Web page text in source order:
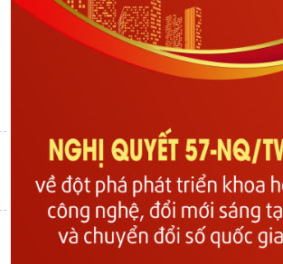
Nghị quyết Quy định nội dung, mức chi và
kiện bảo đảm hoạt động của Hội đồng nhân
cấp tỉnh Lai Châu